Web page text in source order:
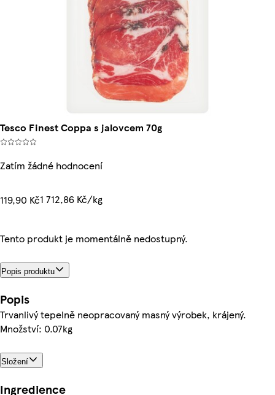
Tesco Finest Coppa s jalovcem 70g
Zatím žádné hodnocení
119,90 Kč1 712,86 Kč/kg
Tento produkt je momentálně nedostupný.
Popis produktu
Popis
Trvanlivý tepelně neopracovaný masný výrobek, krájený.
Množství: 0.07kg
Složení
Ingredience